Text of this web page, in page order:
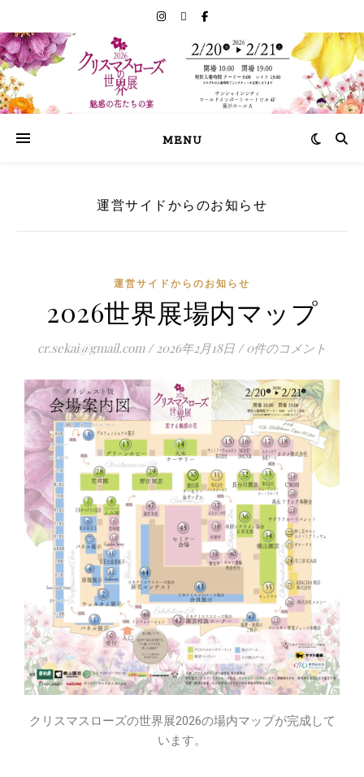
MENU
運営サイドからのお知らせ
運営サイドからのお知らせ
2026世界展場内マップ
cr.sekai@gmail.com / 2026年2月18日 / 0件のコメント
クリスマスローズの世界展2026の場内マップが完成して
います。